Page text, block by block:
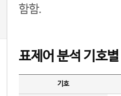
함함.
표제어 분석 기호
기호